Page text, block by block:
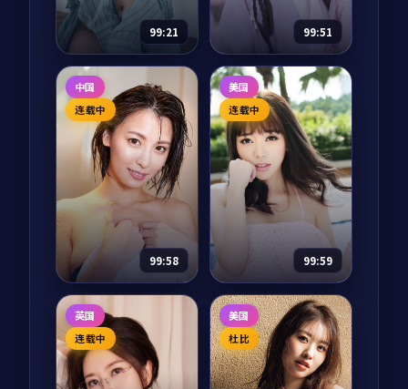
来。故乡像一杯放久
了的茶，他们慢慢把
一日三餐、整理衣
柜、阳台种菜，把综
艺还给「家」。
97,499 8.6 喜剧
99:21
雪后的告白
电影 2025
主演：朴宝剑、金高
银 等
江原道滑雪场救援队
员李俊浩在一场暴风
雪中救下了一个不愿
告诉名字的女人。第
二天天亮，她已不见
踪影，只留下一封写
给「下一场雪」的告
白。
75,584 8.5 爱情
99:51
断桥围猎·典藏
纪录片 2024
主演：周迅、雷佳音
等
断桥围猎·典藏是一
部以动作为核心的影
视作品，围绕危机、
反转与人物成长展
开，整体节奏紧凑，
值得推荐观看。
32,273 8.0 动作
中国
连载中
99:58
危城任务·纪念
版综艺 2024
主演：张译、章子怡
等
美国
连载中
99:59
异境迷雾·典藏
动漫 2024
主演：雷佳音、沈腾
等
英国
连载中
美国
杜比